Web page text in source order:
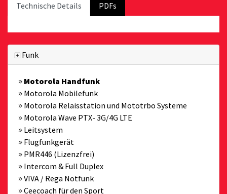
Technische Details PDFs
Funk
Motorola Handfunk
Motorola Mobilefunk
Motorola Relaisstation und Mototrbo Systeme
Motorola Wave PTX- 3G/4G LTE
Leitsystem
Flugfunkgerät
PMR446 (Lizenzfrei)
Intercom & Full Duplex
VIVA / Rega Notfunk
Ceecoach für den Sport